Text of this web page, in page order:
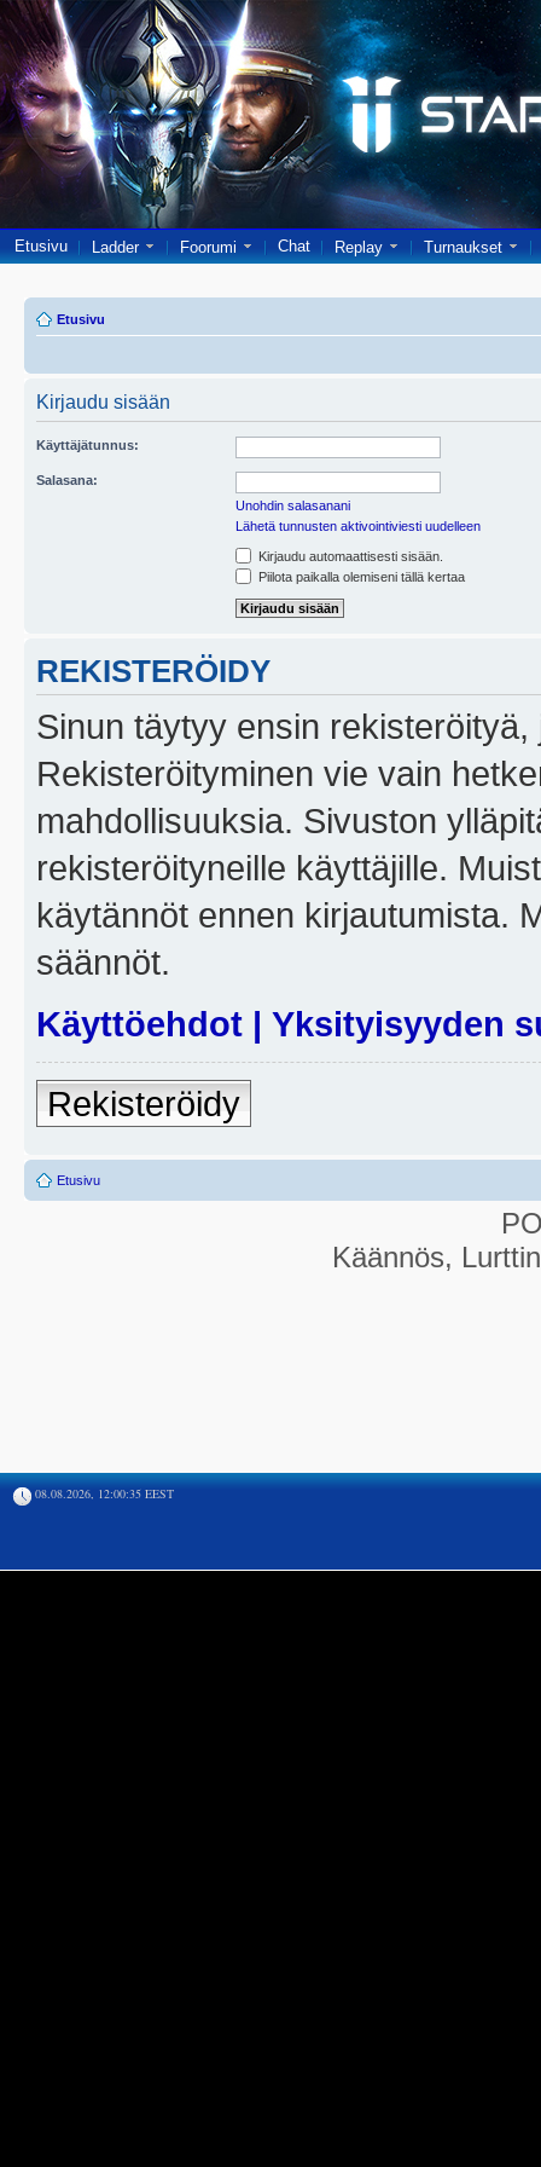
Etusivu Ladder Foorumi Chat Replay Turnaukset
Etusivu
Kirjaudu sisään
Käyttäjätunnus:
Salasana:
Unohdin salasanani
Lähetä tunnusten aktivointiviesti uudelleen
Kirjaudu automaattisesti sisään.
Piilota paikalla olemiseni tällä kertaa
REKISTERÖIDY
Sinun täytyy ensin
Rekisteröityminen vie vain
mahdollisuuksia. Sivuston
rekisteröityneille käyttäjille.
käytännöt ennen kirjautumista.
säännöt.
Käyttöehdot | Yksityisyyden
Rekisteröidy
Etusivu
Käännös,
08.08.2026, 12:00:35 EEST